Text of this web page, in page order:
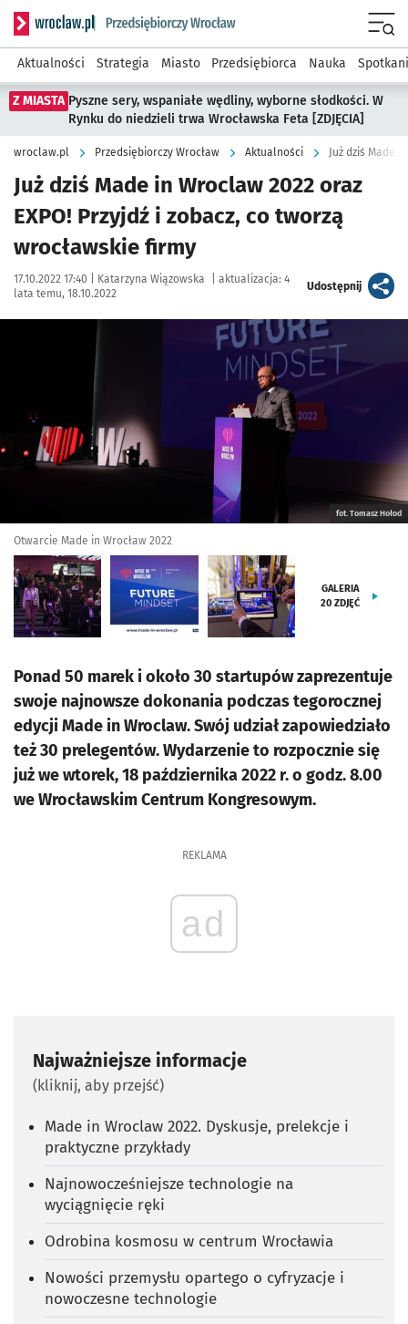
Serwis informacyjny wroclaw.pl podserwis: Strategia
Aktualności Strategia Miasto Przedsiębiorca Nauka
Z MIASTA Pyszne sery, wspaniałe wędliny, wyborne słodkości. W
Rynku do niedzieli trwa Wrocławska Feta [ZDJĘCIA]
wroclaw.pl Przedsiębiorczy Wrocław Aktualności
Już dziś Made in Wroclaw 2022 oraz
EXPO! Przyjdź i zobacz, co tworzą
wrocławskie firmy
Data publikacji:
17.10.2022 17:40 | Autor:
Katarzyna Wiązowska aktualizacja: 4
lata temu, 18.10.2022
Udostępnijartykuł
fot. Tomasz Hołod
Otwarcie Made in Wrocław 2022
GALERIA
20 ZDJĘĆ
Ponad 50 marek i około 30 startupów zaprezentuje
swoje najnowsze dokonania podczas tegorocznej
edycji Made in Wroclaw. Swój udział zapowiedziało
też 30 prelegentów. Wydarzenie to rozpocznie się
już we wtorek, 18 października 2022 r. o godz. 8.00
we Wrocławskim Centrum Kongresowym.
REKLAMA
ad
Najważniejsze informacje
(kliknij, aby przejść)
Made in Wroclaw 2022. Dyskusje, prelekcje i
praktyczne przykłady
Najnowocześniejsze technologie na
wyciągnięcie ręki
Odrobina kosmosu w centrum Wrocławia
Nowości przemysłu opartego o cyfryzacje i
nowoczesne technologie